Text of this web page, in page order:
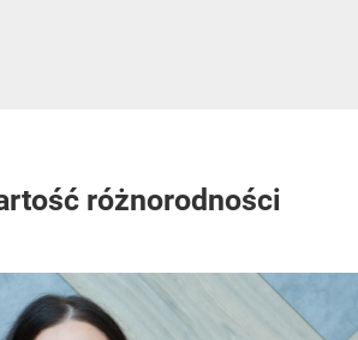
różnorodności